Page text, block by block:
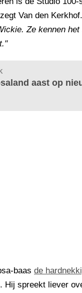
Van den Kerkhof.
Ze kennen
aast op
baas de
Hij spreekt liever